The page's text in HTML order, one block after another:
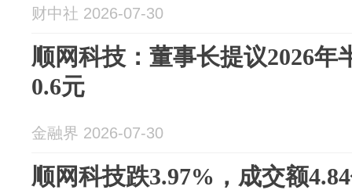
财中社 2026-07-30
顺网科技：董事长提议2026年
0.6元
金融界 2026-07-30
顺网科技跌3.97%，成交额